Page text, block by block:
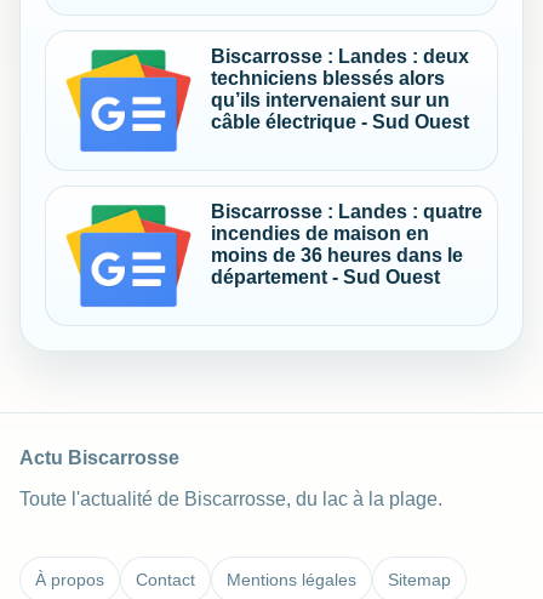
Biscarrosse : Landes : deux
techniciens blessés alors
qu’ils intervenaient sur un
câble électrique - Sud Ouest
Biscarrosse : Landes : quatre
incendies de maison en
moins de 36 heures dans le
département - Sud Ouest
Actu Biscarrosse
Toute l'actualité de Biscarrosse, du lac à la plage.
À propos Contact Mentions légales Sitemap